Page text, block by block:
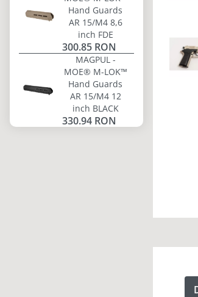
Hand Guards
AR 15/M4 8,6
inch FDE
300.85 RON
MAGPUL -
MOE® M-LOK™
Hand Guards
AR 15/M4 12
inch BLACK
330.94 RON